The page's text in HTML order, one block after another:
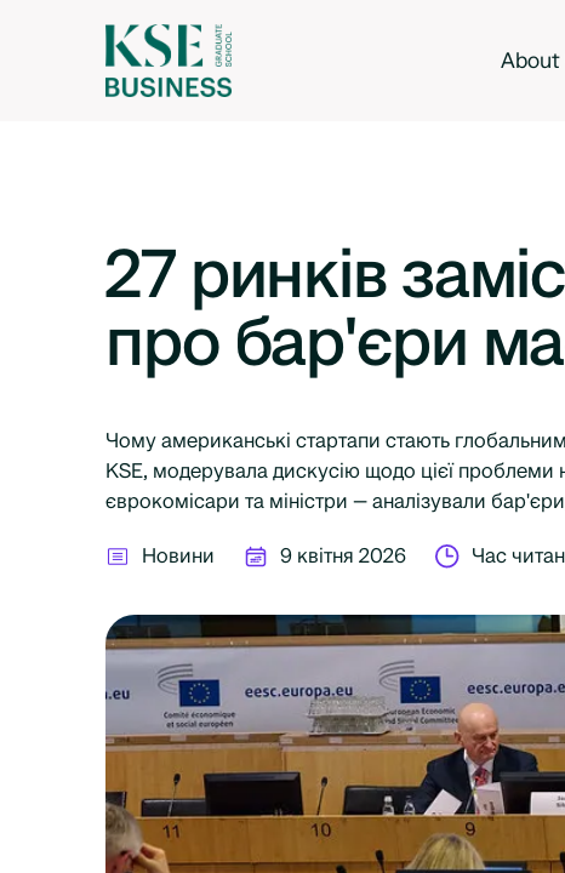
About
27 ринків
про бар'єри
Чому американські стартапи стають
KSE, модерувала дискусію щодо цієї
єврокомісари та міністри — аналізували
Новини 9 квітня 2026 Час